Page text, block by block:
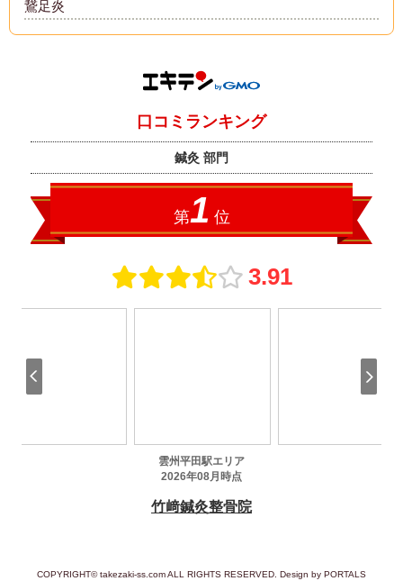
鵞足炎
COPYRIGHT© takezaki-ss.com ALL RIGHTS RESERVED. Design by PORTALS